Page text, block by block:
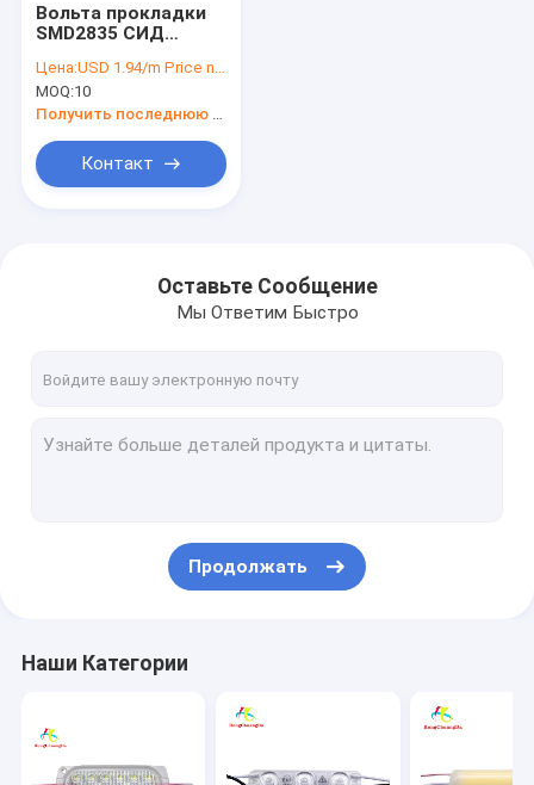
Вольта прокладки
SMD2835 СИД
делает света
водостойким
прокладки IP20 СИД
Цена:USD 1.94/m Price negotiable
MOQ:10
Контакт
Оставьте Сообщение
Мы Ответим Быстро
Продолжать
Наши Категории